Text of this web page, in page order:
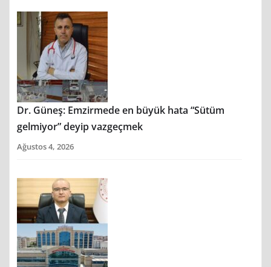
Dr. Güneş: Emzirmede en büyük hata “Sütüm
gelmiyor” deyip vazgeçmek
Ağustos 4, 2026